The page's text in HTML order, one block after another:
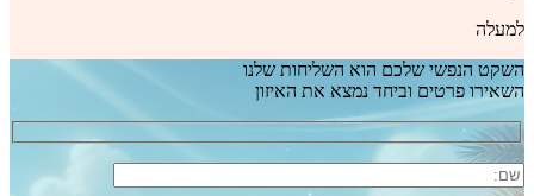
למעלה
השקט הנפשי שלכם הוא השליחות שלנו
השאירו פרטים וביחד נמצא את האיזון